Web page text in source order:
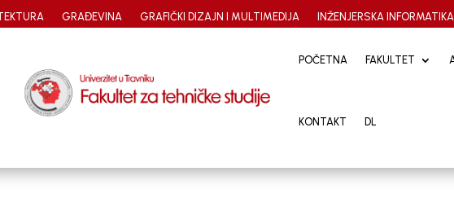
GRAĐEVINA GRAFIČKI DIZAJN I MULTIMEDIJA INŽENJERSKA INFORMATIKA
POČETNA FAKULTET
KONTAKT DL
POČETNA FAKULTET
KONTAKT DL